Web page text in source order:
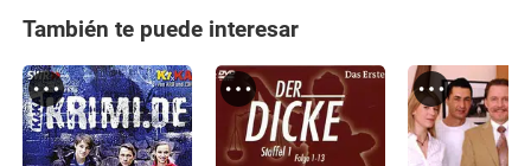
También te puede interesar